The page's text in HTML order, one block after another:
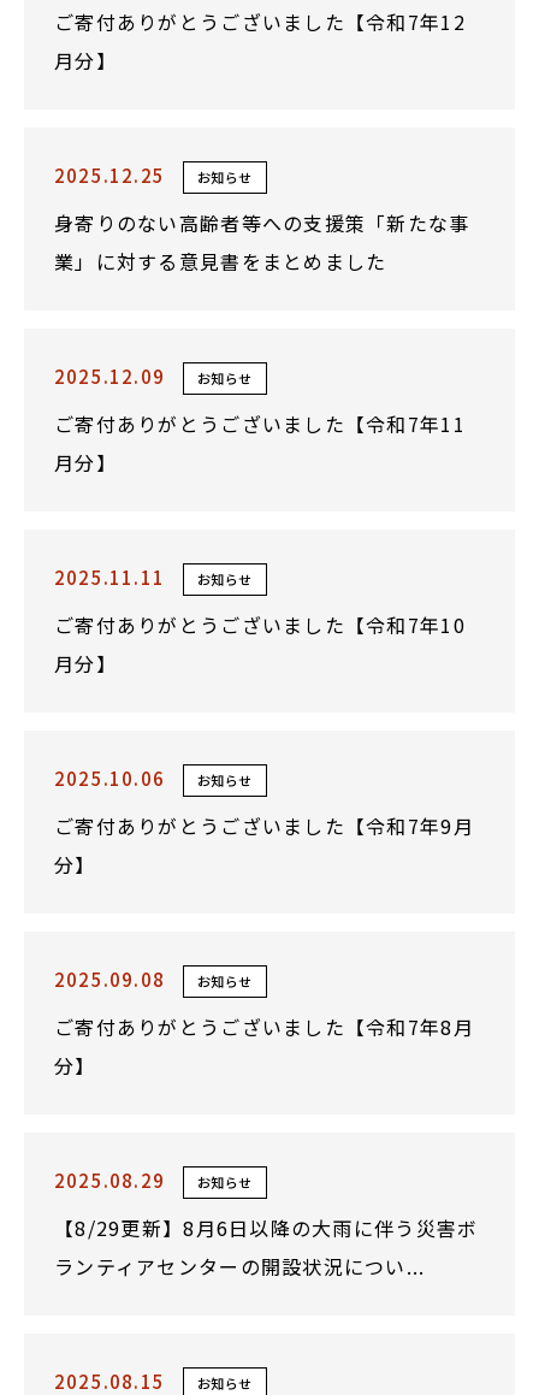
ご寄付ありがとうございました【令和7年12
月分】
2025.12.25 お知らせ
身寄りのない高齢者等への支援策「新たな事
業」に対する意見書をまとめました
2025.12.09 お知らせ
ご寄付ありがとうございました【令和7年11
月分】
2025.11.11 お知らせ
ご寄付ありがとうございました【令和7年10
月分】
2025.10.06 お知らせ
ご寄付ありがとうございました【令和7年9月
分】
2025.09.08 お知らせ
ご寄付ありがとうございました【令和7年8月
分】
2025.08.29 お知らせ
【8/29更新】8月6日以降の大雨に伴う災害ボ
ランティアセンターの開設状況につい...
2025.08.15 お知らせ